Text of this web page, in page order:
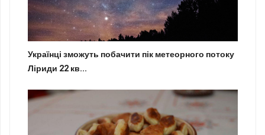
Українці зможуть побачити пік метеорного потоку
Ліриди 22 кв...